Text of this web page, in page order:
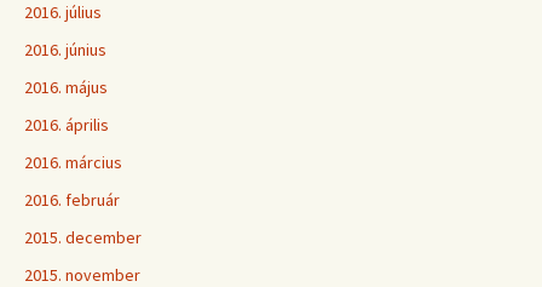
2016. július
2016. június
2016. május
2016. április
2016. március
2016. február
2015. december
2015. november